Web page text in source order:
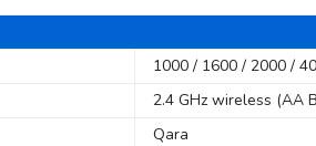
1000 / 1600 / 2000 /
2.4 GHz wireless (AA
Qara